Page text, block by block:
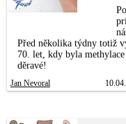
Před několika týdny totiž
70. let, kdy byla
děravé!
Jan Nevoral